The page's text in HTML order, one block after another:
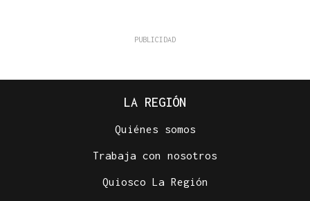
LA REGIÓN
Quiénes somos
Trabaja con nosotros
Quiosco La Región